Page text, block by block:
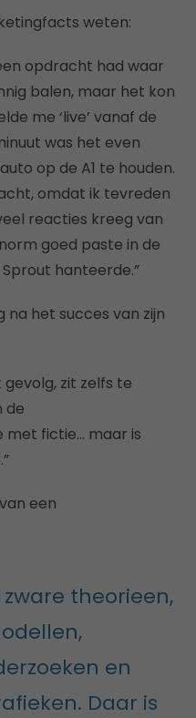
weten:
opdracht had waar
balen, maar het kon
me ‘live’ vanaf de
was het even
op de A1 te houden.
omdat ik tevreden
reacties kreeg van
goed paste in de
hanteerde.”
het succes van zijn
zit zelfs te
de
fictie… maar is
een
theorieen,
en
Daar is